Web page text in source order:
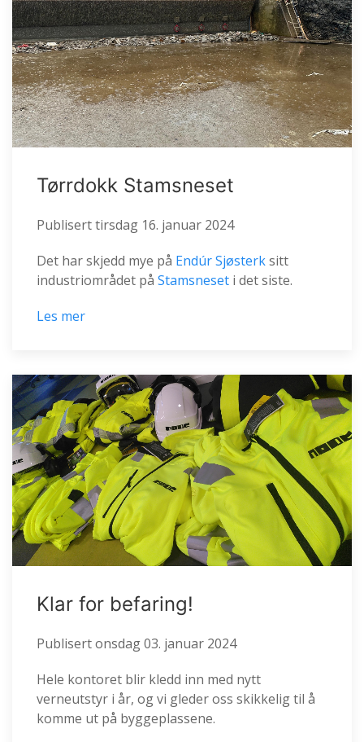
Tørrdokk Stamsneset
Publiserttirsdag 16. januar 2024
Det har skjedd mye på Endúr Sjøsterksitt
industriområdet på Stamsneset i det siste.
Les mer
Klar for befaring!
Publisertonsdag 03. januar 2024
Hele kontoret blir kledd inn med nytt
verneutstyr i år, og vi gleder oss skikkelig til å
komme ut på byggeplassene.